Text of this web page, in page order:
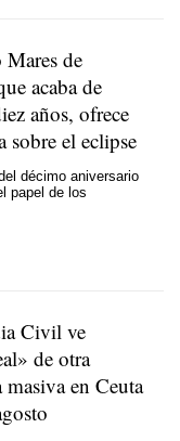
de
acaba de
años, ofrece
sobre el eclipse
décimo aniversario
papel de los
Civil ve
de otra
masiva en Ceuta